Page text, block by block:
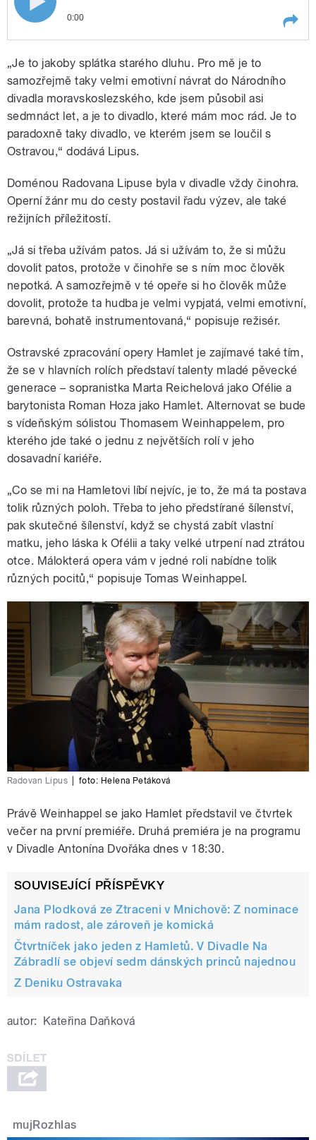
pause
0:00
Radovan Lipus se po letech vrací
na prkna Národního divadla
moravskoslezského. Bývalý
kmenový režisér tamní činohry si
poprvé v kariéře vyzkouší žánr
opery. Jak se s tím popasoval,
přibližuje redaktorka Kateřina
„Je to jakoby splátka starého dluhu. Pro mě je to
samozřejmě taky velmi emotivní návrat do Národního
divadla moravskoslezského, kde jsem působil asi
sedmnáct let, a je to divadlo, které mám moc rád. Je to
paradoxně taky divadlo, ve kterém jsem se loučil s
Ostravou,“ dodává Lipus.
Doménou Radovana Lipuse byla v divadle vždy činohra.
Operní žánr mu do cesty postavil řadu výzev, ale také
režijních příležitostí.
„Já si třeba užívám patos. Já si užívám to, že si můžu
dovolit patos, protože v činohře se s ním moc člověk
nepotká. A samozřejmě v té opeře si ho člověk může
dovolit, protože ta hudba je velmi vypjatá, velmi emotivní,
barevná, bohatě instrumentovaná,“ popisuje režisér.
Ostravské zpracování opery Hamlet je zajímavé také tím,
že se v hlavních rolích představí talenty mladé pěvecké
generace – sopranistka Marta Reichelová jako Ofélie a
barytonista Roman Hoza jako Hamlet. Alternovat se bude
s vídeňským sólistou Thomasem Weinhappelem, pro
kterého jde také o jednu z největších rolí v jeho
dosavadní kariéře.
„Co se mi na Hamletovi líbí nejvíc, je to, že má ta postava
tolik různých poloh. Třeba to jeho předstírané šílenství,
pak skutečné šílenství, když se chystá zabít vlastní
matku, jeho láska k Ofélii a taky velké utrpení nad ztrátou
otce. Málokterá opera vám v jedné roli nabídne tolik
různých pocitů,“ popisuje Tomas Weinhappel.
Radovan Lipus foto: Helena Petáková
Právě Weinhappel se jako Hamlet představil ve čtvrtek
večer na první premiéře. Druhá premiéra je na programu
v Divadle Antonína Dvořáka dnes v 18:30.
SOUVISEJÍCÍ PŘÍSPĚVKY
Jana Plodková ze Ztraceni v Mnichově: Z nominace
mám radost, ale zároveň je komická
Čtvrtníček jako jeden z Hamletů. V Divadle Na
Zábradlí se objeví sedm dánských princů najednou
Z Deniku Ostravaka
autor: Kateřina Daňková
mujRozhlas